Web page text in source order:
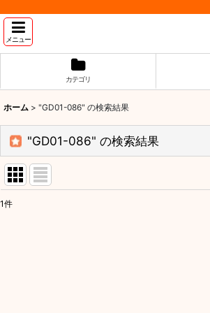
メニュー
カテゴリ
ホーム > "GD01-086" の検索結果
"GD01-086" の検索結果
1件